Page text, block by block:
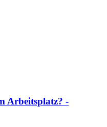
Arbeitsplatz? -